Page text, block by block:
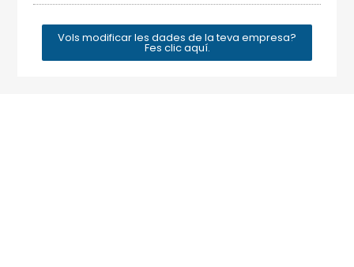
Vols modificar les dades de la teva empresa?
Fes clic aquí.